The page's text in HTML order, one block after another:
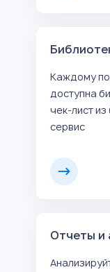
Каждому
доступна
чек-лист
сервис
Отчеты и